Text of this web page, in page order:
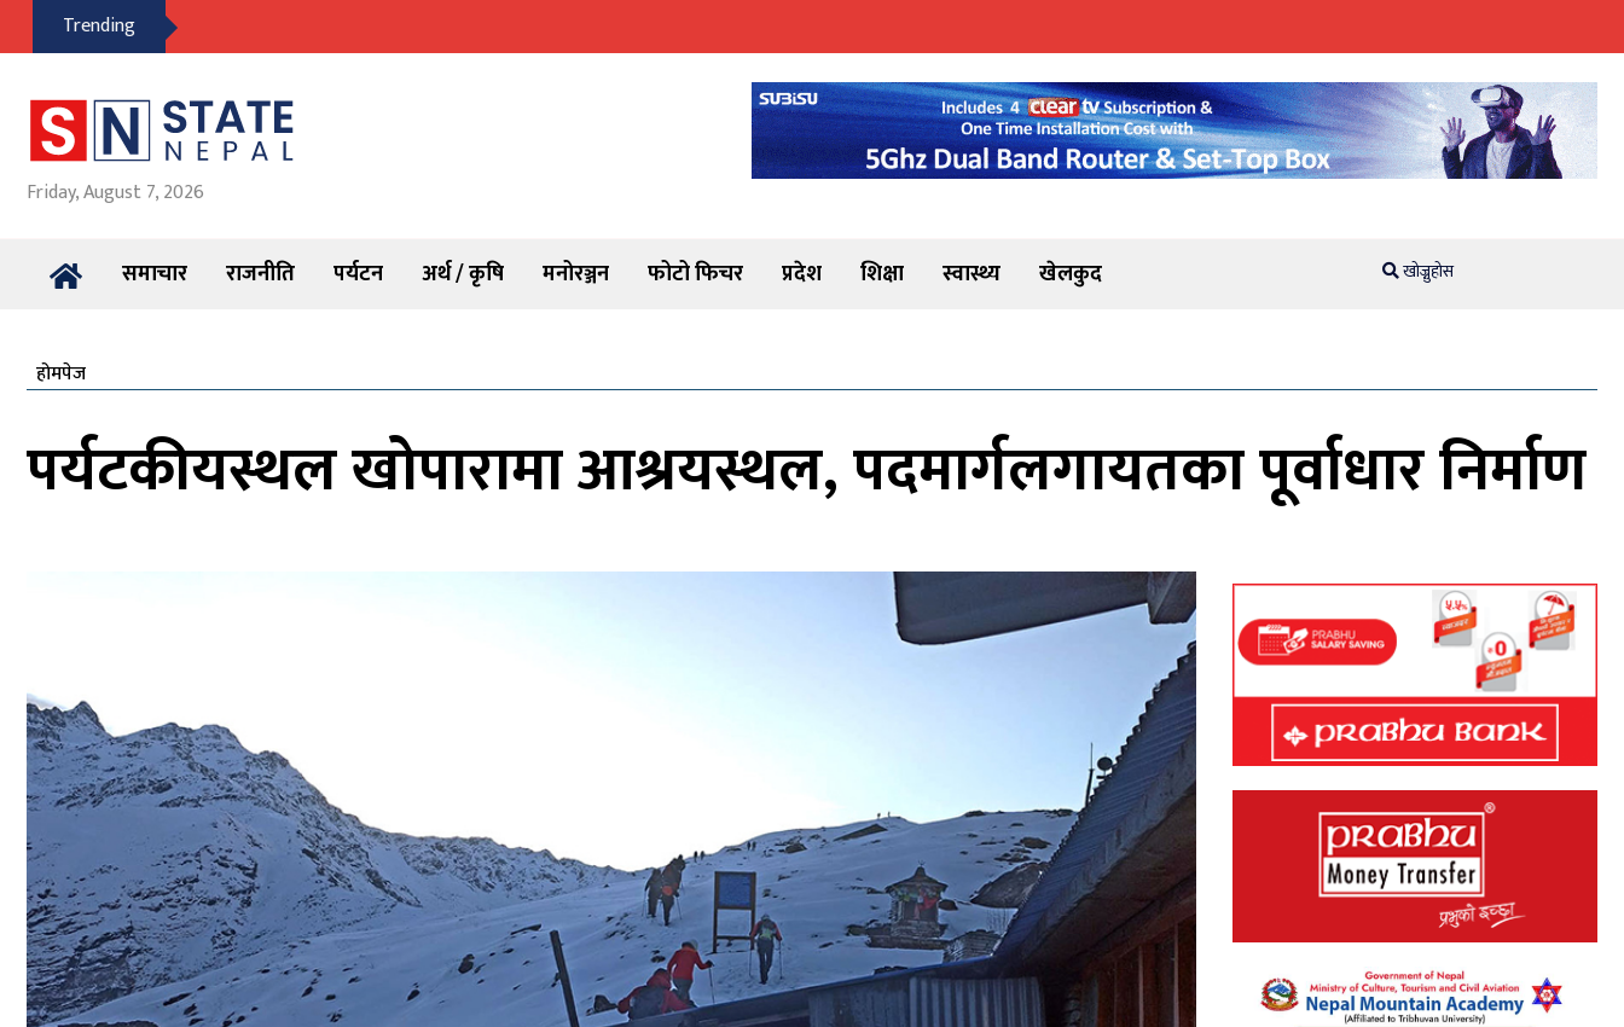
Trending
Friday, August 7, 2026
समाचार राजनीति पर्यटन अर्थ / कृषि मनोरञ्जन फोटो फिचर प्रदेश शिक्षा स्वास्थ्य खेलकुद खोज्नुहोस
होमपेज
पर्यटकीयस्थल खोपारामा आश्रयस्थल, पदमार्गलगायतका पूर्वाधार निर्माण